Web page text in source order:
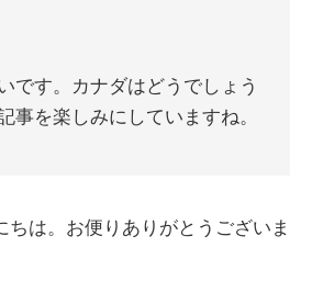
です。カナダはどうでしょう
を楽しみにしていますね。
ちは。お便りありがとうございま